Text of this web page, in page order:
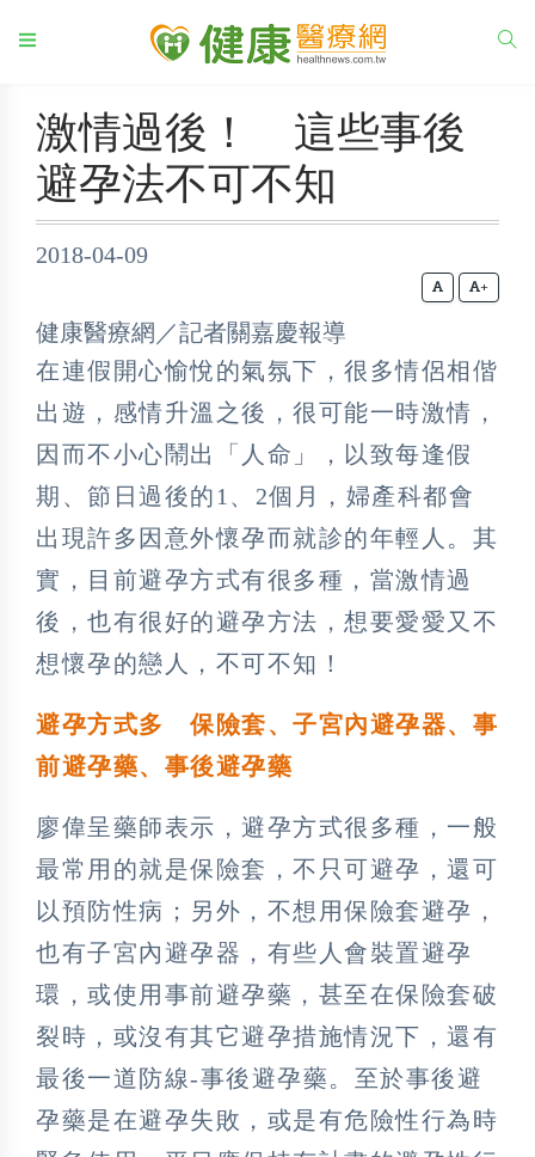
激情過後！ 這些事後
避孕法不可不知
2018-04-09
+
健康醫療網／記者關嘉慶報導
在連假開心愉悅的氣氛下，很多情侶相偕
出遊，感情升溫之後，很可能一時激情，
因而不小心鬧出「人命」，以致每逢假
期、節日過後的1、2個月，婦產科都會
出現許多因意外懷孕而就診的年輕人。其
實，目前避孕方式有很多種，當激情過
後，也有很好的避孕方法，想要愛愛又不
想懷孕的戀人，不可不知！
避孕方式多 保險套、子宮內避孕器、事
前避孕藥、事後避孕藥
廖偉呈藥師表示，避孕方式很多種，一般
最常用的就是保險套，不只可避孕，還可
以預防性病；另外，不想用保險套避孕，
也有子宮內避孕器，有些人會裝置避孕
環，或使用事前避孕藥，甚至在保險套破
裂時，或沒有其它避孕措施情況下，還有
最後一道防線-事後避孕藥。至於事後避
孕藥是在避孕失敗，或是有危險性行為時